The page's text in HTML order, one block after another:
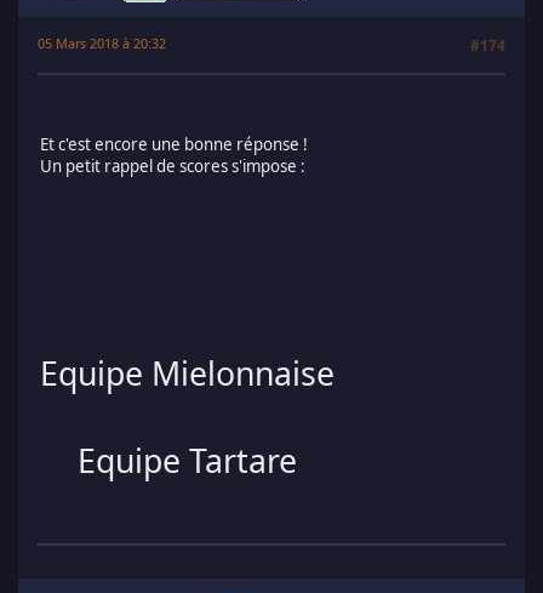
05 Mars 2018 à 20:32 #174
Et c'est encore une bonne réponse !
Un petit rappel de scores s'impose :
Equipe Mielonnaise
Equipe Tartare